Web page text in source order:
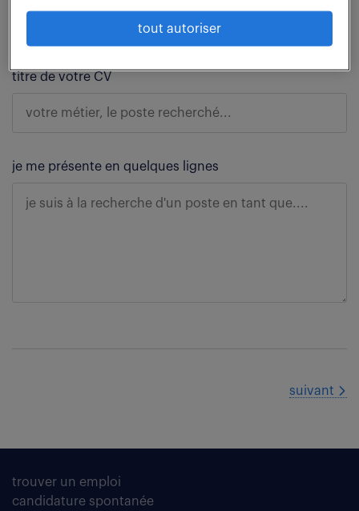
mon profil candidat.
titre de votre CV
je me présente en quelques lignes
suivant
trouver un emploi
candidature spontanée
tout autoriser